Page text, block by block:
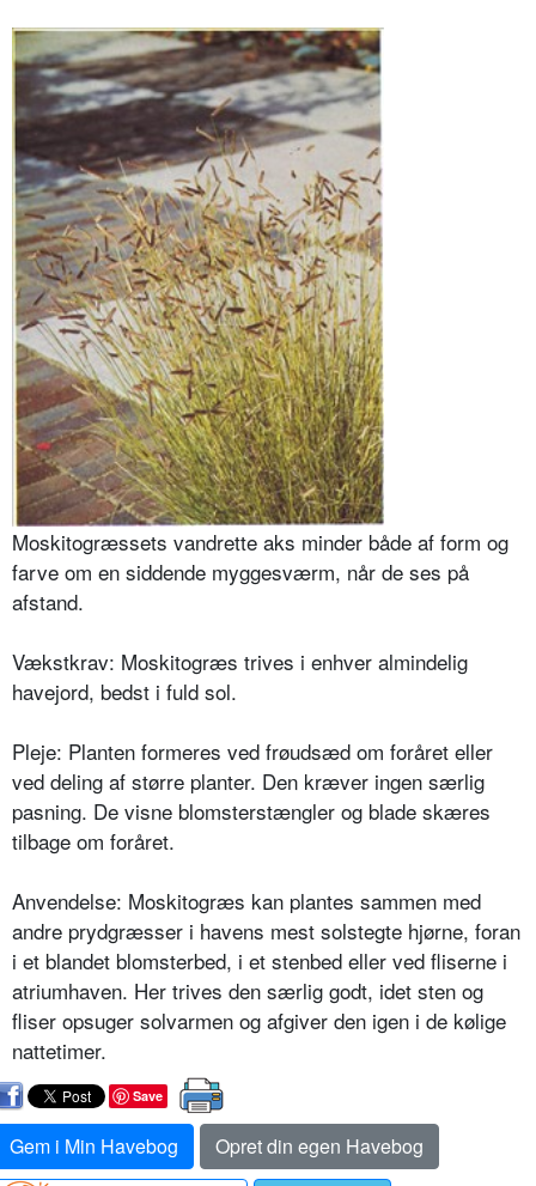
Moskitogræssets vandrette aks minder både af form og
farve om en siddende myggesværm, når de ses på
afstand.
Vækstkrav: Moskitogræs trives i en­hver almindelig
havejord, bedst i fuld sol.
Pleje: Planten formeres ved frøudsæd om foråret eller
ved deling af større planter. Den kræver ingen særlig
pas­ning. De visne blomsterstængler og blade skæres
tilbage om foråret.
Anvendelse: Moskitogræs kan plantes sammen med
andre prydgræsser i ha­vens mest solstegte hjørne, foran
i et blandet blomsterbed, i et stenbed eller ved fliserne i
atriumhaven. Her trives den særlig godt, idet sten og
fliser opsuger solvarmen og afgiver den igen i de kølige
nattetimer.
Save
Gem i Min Havebog
Opret din egen Havebog